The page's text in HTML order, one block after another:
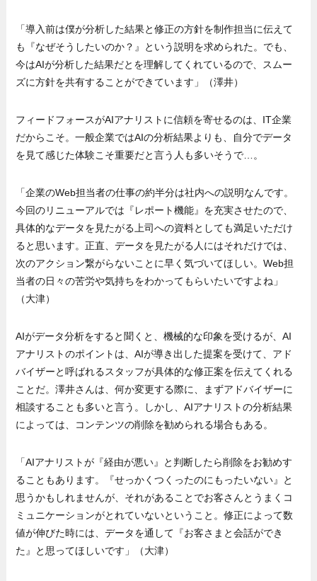
「導入前は僕が分析した結果と修正の方針を制作担当に伝えて
も『なぜそうしたいのか？』という説明を求められた。でも、
今はAIが分析した結果だとを理解してくれているので、スムー
ズに方針を共有することができています」（澤井）
フィードフォースがAIアナリストに信頼を寄せるのは、IT企業
だからこそ。一般企業ではAIの分析結果よりも、自分でデータ
を見て感じた体験こそ重要だと言う人も多いそうで…。
「企業のWeb担当者の仕事の約半分は社内への説明なんです。
今回のリニューアルでは『レポート機能』を充実させたので、
具体的なデータを見たがる上司への資料としても満足いただけ
ると思います。正直、データを見たがる人にはそれだけでは、
次のアクション繋がらないことに早く気づいてほしい。Web担
当者の日々の苦労や気持ちをわかってもらいたいですよね」
（大津）
AIがデータ分析をすると聞くと、機械的な印象を受けるが、AI
アナリストのポイントは、AIが導き出した提案を受けて、アド
バイザーと呼ばれるスタッフが具体的な修正案を伝えてくれる
ことだ。澤井さんは、何か変更する際に、まずアドバイザーに
相談することも多いと言う。しかし、AIアナリストの分析結果
によっては、コンテンツの削除を勧められる場合もある。
「AIアナリストが『経由が悪い』と判断したら削除をお勧めす
ることもあります。『せっかくつくったのにもったいない』と
思うかもしれませんが、それがあることでお客さんとうまくコ
ミュニケーションがとれていないということ。修正によって数
値が伸びた時には、データを通して『お客さまと会話ができ
た』と思ってほしいです」（大津）